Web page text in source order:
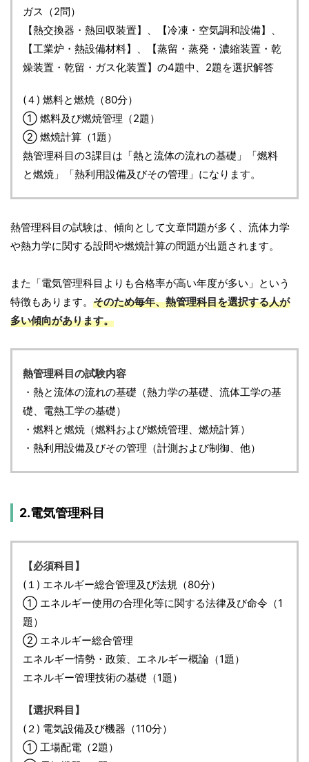
ガス（2問）
【熱交換器・熱回収装置】、【冷凍・空気調和設備】、
【工業炉・熱設備材料】、【蒸留・蒸発・濃縮装置・乾
燥装置・乾留・ガス化装置】の4題中、2題を選択解答
(４) 燃料と燃焼（80分）
① 燃料及び燃焼管理（2題）
② 燃焼計算（1題）
熱管理科目の3課目は「熱と流体の流れの基礎」「燃料
と燃焼」「熱利用設備及びその管理」になります。
熱管理科目の試験は、傾向として文章問題が多く、流体力学
や熱力学に関する設問や燃焼計算の問題が出題されます。
また「電気管理科目よりも合格率が高い年度が多い」という
特徴もあります。 そのため毎年、熱管理科目を選択する人が
多い傾向があります。
熱管理科目の試験内容
・熱と流体の流れの基礎（熱力学の基礎、流体工学の基
礎、電熱工学の基礎）
・燃料と燃焼（燃料および燃焼管理、燃焼計算）
・熱利用設備及びその管理（計測および制御、他）
2.電気管理科目
【必須科目】
(１) エネルギー総合管理及び法規（80分）
① エネルギー使用の合理化等に関する法律及び命令（1
題）
② エネルギー総合管理
エネルギー情勢・政策、エネルギー概論（1題）
エネルギー管理技術の基礎（1題）
【選択科目】
(２) 電気設備及び機器（110分）
① 工場配電（2題）